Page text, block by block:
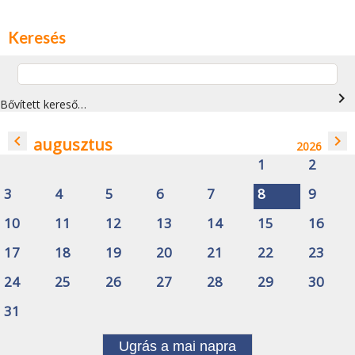
Keresés
Bővített kereső… navigate_next
navigate_before augusztus 2026 navigate_next
1
2
3
4 5 6 7 8
9
10
11 12 13 14 15
16
17
18 19 20 21 22
23
24
25 26 27 28 29
30
31
Ugrás a mai napra